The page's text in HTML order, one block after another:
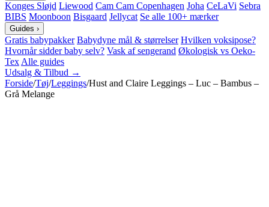
Konges Sløjd Liewood Cam Cam Copenhagen Joha CeLaVi Sebra
BIBS Moonboon Bisgaard Jellycat Se alle 100+ mærker
Guides ›
Gratis babypakker Babydyne mål & størrelser Hvilken voksipose?
Hvornår sidder baby selv? Vask af sengerand Økologisk vs Oeko-
Tex Alle guides
Udsalg & Tilbud →
Forside/Tøj/Leggings/Hust and Claire Leggings – Luc – Bambus –
Grå Melange